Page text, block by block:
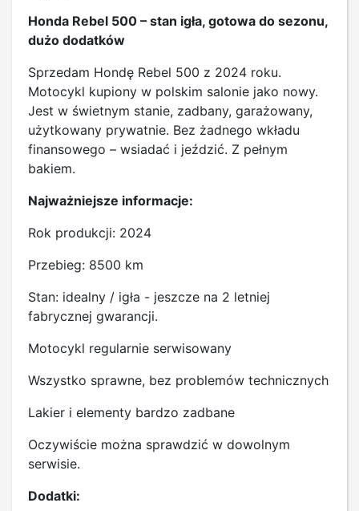
Honda Rebel 500 – stan igła, gotowa do sezonu,
dużo dodatków
Sprzedam Hondę Rebel 500 z 2024 roku.
Motocykl kupiony w polskim salonie jako nowy.
Jest w świetnym stanie, zadbany, garażowany,
użytkowany prywatnie. Bez żadnego wkładu
finansowego – wsiadać i jeździć. Z pełnym
bakiem.
Najważniejsze informacje:
Rok produkcji: 2024
Przebieg: 8500 km
Stan: idealny / igła - jeszcze na 2 letniej
fabrycznej gwarancji.
Motocykl regularnie serwisowany
Wszystko sprawne, bez problemów technicznych
Lakier i elementy bardzo zadbane
Oczywiście można sprawdzić w dowolnym
serwisie.
Dodatki: